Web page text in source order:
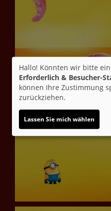
Hallo! Könnten wir bitte
Erforderlich & Besucher-
können Ihre Zustimmung
zurückziehen.
Lassen Sie mich wählen